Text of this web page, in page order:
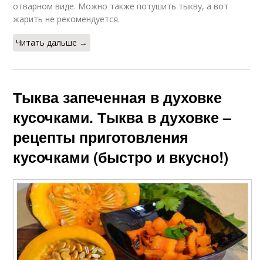
отварном виде. Можно также потушить тыкву, а вот
жарить не рекомендуется.
Читать дальше →
Тыква запеченная в духовке
кусочками. Тыква в духовке –
рецепты приготовления
кусочками (быстро и вкусно!)